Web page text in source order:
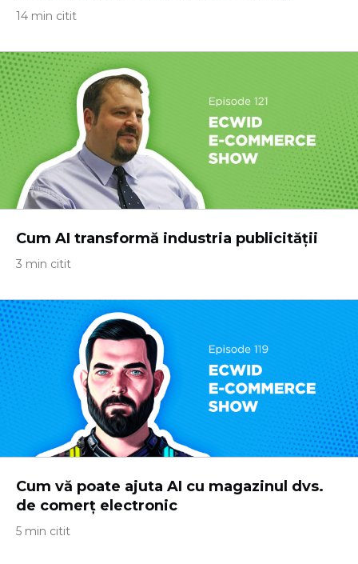
14 min citit
Cum AI transformă industria publicității
3 min citit
Cum vă poate ajuta AI cu magazinul dvs.
de comerț electronic
5 min citit